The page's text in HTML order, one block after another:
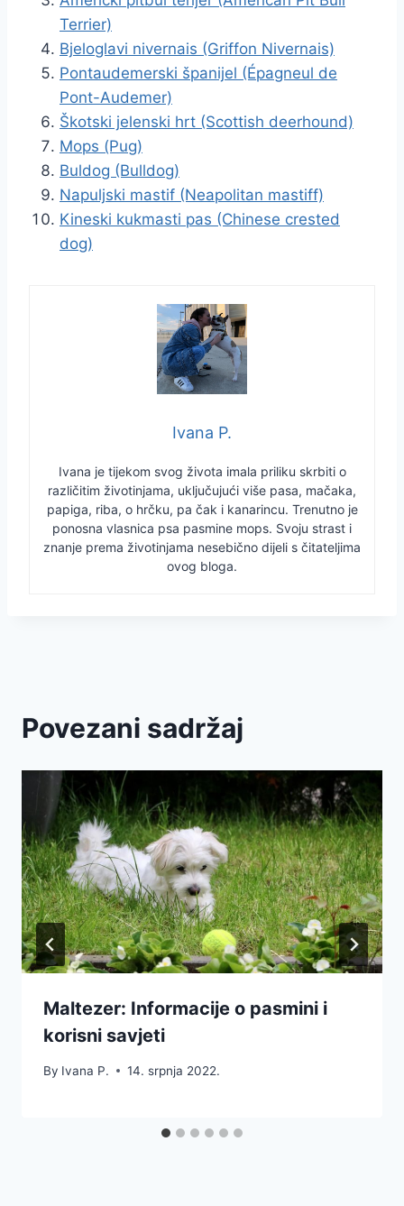
Terrier)
Bjeloglavi nivernais (Griffon Nivernais)
Pontaudemerski španijel (Épagneul de
Pont-Audemer)
Škotski jelenski hrt (Scottish deerhound)
Mops (Pug)
Buldog (Bulldog)
Napuljski mastif (Neapolitan mastiff)
Kineski kukmasti pas (Chinese crested
dog)
Ivana P.
Ivana je tijekom svog života imala priliku skrbiti o
različitim životinjama, uključujući više pasa, mačaka,
papiga, riba, o hrčku, pa čak i kanarincu. Trenutno je
ponosna vlasnica psa pasmine mops. Svoju strast i
znanje prema životinjama nesebično dijeli s čitateljima
ovog bloga.
Povezani sadržaj
Maltezer: Informacije o pasmini i
korisni savjeti
By Ivana P. 14. srpnja 2022.